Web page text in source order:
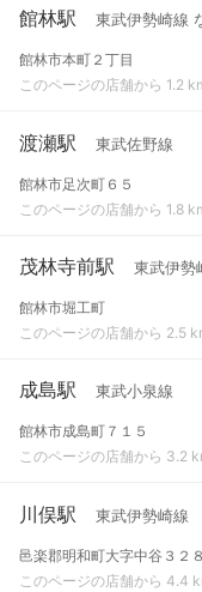
館林駅 東武伊勢崎線
館林市本町２丁目
このページの店舗から 1.2
渡瀬駅 東武佐野線
館林市足次町６５
このページの店舗から 1.8
茂林寺前駅 東武伊勢
館林市堀工町
このページの店舗から 2.5
成島駅 東武小泉線
館林市成島町７１５
このページの店舗から 3.2
川俣駅 東武伊勢崎線
邑楽郡明和町大字中谷３２
このページの店舗から 4.4